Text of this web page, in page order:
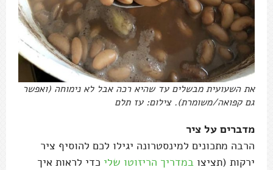
את השעועית מבשלים עד שהיא רכה אבל לא נימוחה (ואפשר
גם קפואה/משומרת). צילום: עז תלם
מדברים על ציר
הרבה מתכונים למינסטרונה יגילו לכם להוסיף ציר
ירקות (תציצו במדריך הריזוטו שלי כדי לראות איך